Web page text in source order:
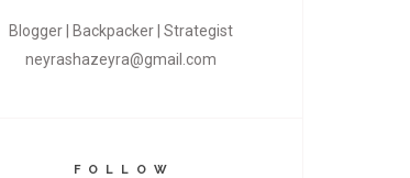
Blogger | Backpacker | Strategist
neyrashazeyra@gmail.com
F O L L O W